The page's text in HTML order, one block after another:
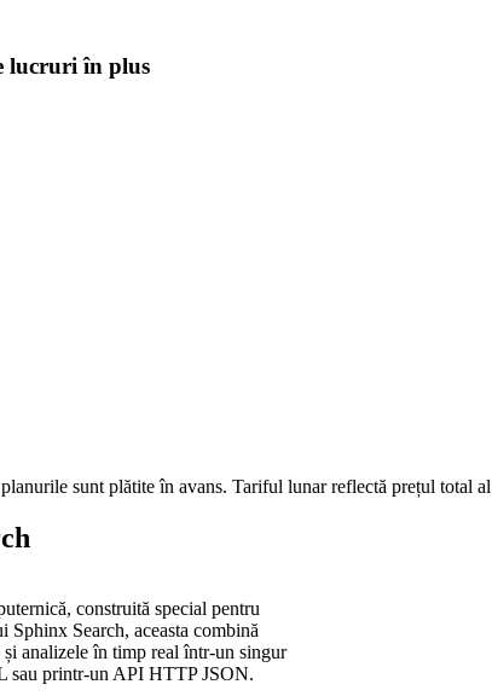
lucruri în plus
sunt plătite în avans. Tariful lunar reflectă prețul total
construită special pentru
Sphinx Search, aceasta combină
analizele în timp real într-un singur
printr-un API HTTP JSON.